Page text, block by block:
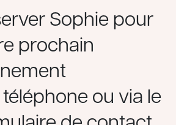
Sophie pour
prochain
ou via le